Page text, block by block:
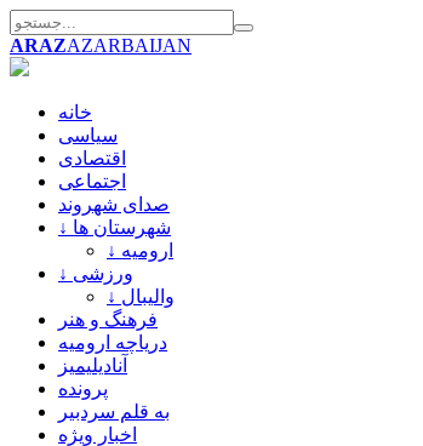
ARAZAZARBAIJAN
خانه
سیاسی
اقتصادی
اجتماعی
صدای شهروند
↓ شهرستان ها
↓ ارومیه
↓ ورزشی
↓ والیبال
فرهنگ و هنر
دریاچه ارومیه
آنادیلیمیز
پرونده
به قلم سردبیر
اخبار ویژه